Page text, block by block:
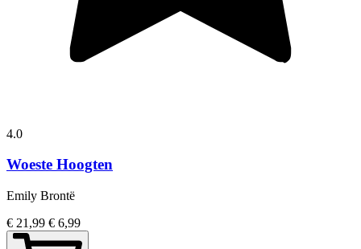
4.0
Woeste Hoogten
Emily Brontë
€ 21,99 € 6,99